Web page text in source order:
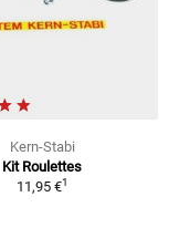
Kern-Stabi
Kit Roulettes
11,95 €1